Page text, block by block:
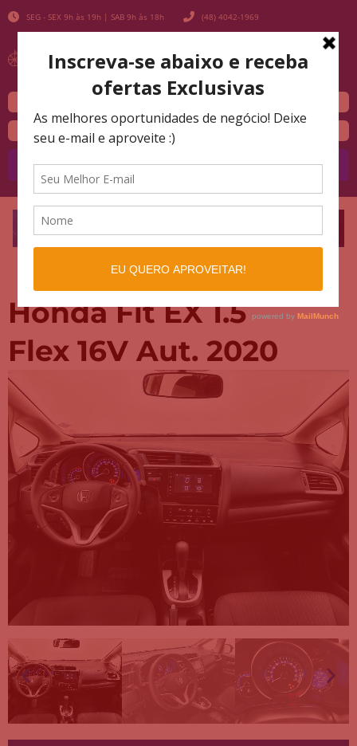
SEG - SEX 9h às 19h | SAB 9h às 18h (48) 4042-1969
Buscar
Honda Fit EX 1.5
Flex 16V Aut. 2020